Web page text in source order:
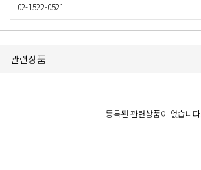
02-1522-0521
관련상품
등록된 관련상품이 없습니다.